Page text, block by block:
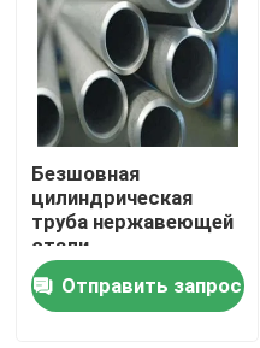
Безшовная
цилиндрическая
труба нержавеющей
стали
холоднопрокатная с
краем мельницы/
разрезанным краем
Отправить запрос